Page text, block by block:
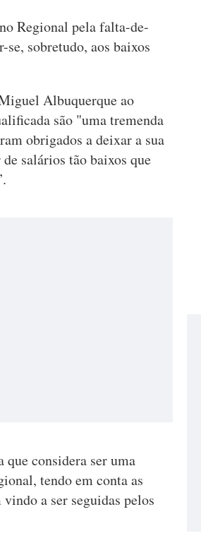
Regional pela falta-de-
sobretudo, aos baixos
Albuquerque ao
são "uma tremenda
obrigados a deixar a sua
salários tão baixos que
considera ser uma
tendo em conta as
a ser seguidas pelos